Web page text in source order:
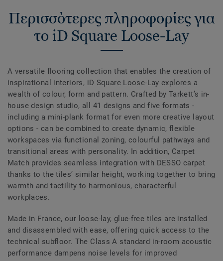
Περισσότερες πληροφορίες για
το iD Square Loose-Lay
A versatile flooring collection that enables the creation of
inspirational interiors, iD Square Loose-Lay explores a
wealth of colour, form and pattern. Crafted by Tarkett’s in-
house design studio, all 41 designs and five formats -
including a mini-plank format for even more creative layout
options - can be combined to create dynamic, flexible
workspaces via functional zoning, colourful pathways and
transitional areas with personality. In addition, Carpet
Match provides seamless integration with DESSO carpet
thanks to the tiles’ similar height, working together to bring
warmth and tactility to harmonious, characterful
workplaces.
Made in France, our loose-lay, glue-free tiles are installed
and disassembled with ease, offering quick access to the
technical subfloor. The Class A standard in-room acoustic
performance dampens noise levels for improved